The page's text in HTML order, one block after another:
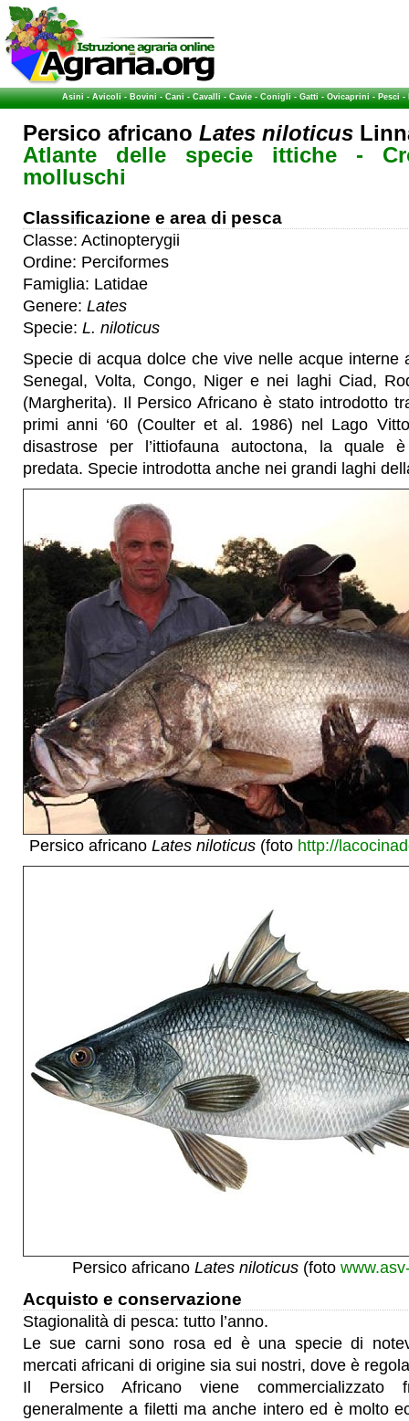
Asini-Avicoli-Bovini-Cani-Cavalli-Cavie-Conigli-Gatti-Ovicaprini-Pesci-
Persico africano Lates niloticus
Atlante delle specie ittiche -
molluschi
Classificazione e area di pesca
Classe: Actinopterygii
Ordine: Perciformes
Famiglia: Latidae
Genere: Lates
Specie: L. niloticus
Specie di acqua dolce che vive nelle acque interne
Senegal, Volta, Congo, Niger e nei laghi Ciad,
(Margherita). Il Persico Africano è stato introdotto
primi anni ‘60 (Coulter et al. 1986) nel Lago
disastrose per l’ittiofauna autoctona, la quale
predata. Specie introdotta anche nei grandi laghi
Persico africano Lates niloticus (foto http://
Persico africano Lates niloticus (foto
Acquisto e conservazione
Stagionalità di pesca: tutto l’anno.
Le sue carni sono rosa ed è una specie di
mercati africani di origine sia sui nostri, dove è
Il Persico Africano viene commercializzato
generalmente a filetti ma anche intero ed è molto